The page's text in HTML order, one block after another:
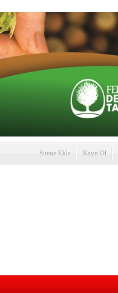
Sitene Ekle Kayıt Ol